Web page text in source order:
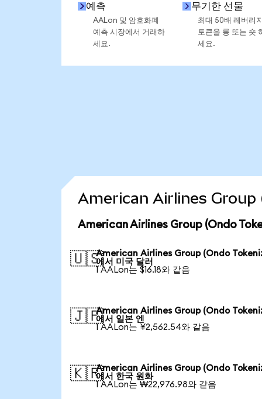
예측
AALon 및 암호화폐
예측 시장에서 거래하
세요.
무기한 선물
최대 50배 레버리
토큰을 롱 또는 숏
세요.
American Airlines Group
American Airlines Group (Ondo
🇺🇸American Airlines Group (Ondo
에서 미국 달러
1 AALon는 $16.18와 같음
🇯🇵American Airlines Group (Ondo
에서 일본 엔
1 AALon는 ¥2,562.54와 같음
🇰🇷American Airlines Group (Ondo
에서 한국 원화
1 AALon는 ₩22,976.98와 같음